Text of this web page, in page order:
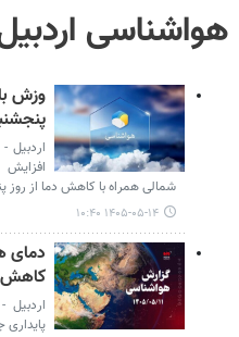
هواشناسی
وزش
اردبیل
شمالی همراه با کاهش دما از روز
۱۴۰۵-۰۵-۱۴ ۱۰:۴۰
دمای
کاهش
اردبیل